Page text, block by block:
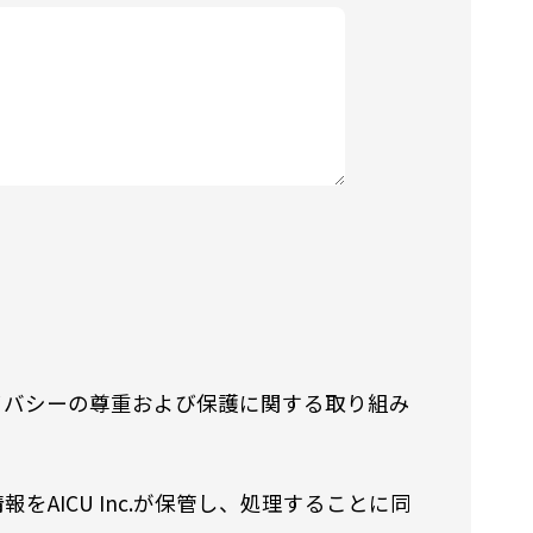
シーの尊重および保護に関する取り組み
をAICU Inc.が保管し、処理することに同